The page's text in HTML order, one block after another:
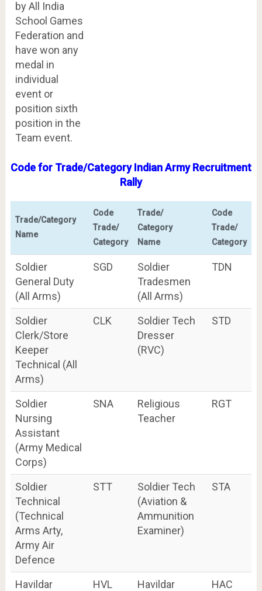
by All India
School Games
Federation and
have won any
medal in
individual
event or
position sixth
position in the
Team event.
Code for Trade/Category Indian Army Recruitment
Rally
Trade/Category
Name
Code
Trade/
Category
Trade/
Category
Name
Code
Trade/
Category
Soldier
General Duty
(All Arms)
SGD
Soldier
Tradesmen
(All Arms)
TDN
Soldier
Clerk/Store
Keeper
Technical (All
Arms)
CLK
Soldier Tech
Dresser
(RVC)
STD
Soldier
Nursing
Assistant
(Army Medical
Corps)
SNA
Religious
Teacher
RGT
Soldier
Technical
(Technical
Arms Arty,
Army Air
Defence
STT
Soldier Tech
(Aviation &
Ammunition
Examiner)
STA
Havildar
HVL
Havildar
HAC